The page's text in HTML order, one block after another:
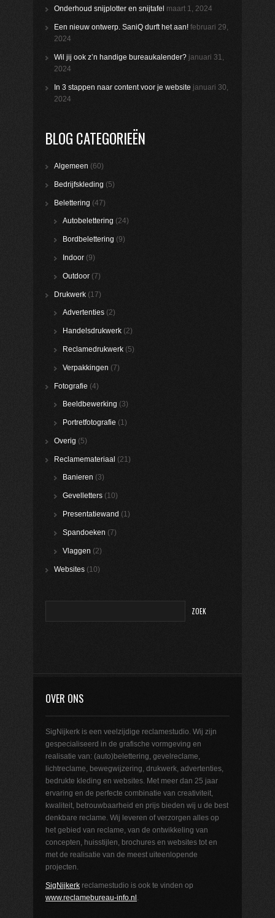
Onderhoud snijplotter en snijtafel maart 1, 2024
Een nieuw ontwerp. SaniQ durft het aan! februari 29,
2024
Wil jij ook z’n handige bureaukalender? januari 31,
2024
In 3 stappen naar content voor je website januari 30,
2024
BLOG CATEGORIEËN
Algemeen (60)
Bedrijfskleding (5)
Belettering (47)
Autobelettering (24)
Bordbelettering (9)
Indoor (9)
Outdoor (7)
Drukwerk (17)
Advertenties (2)
Handelsdrukwerk (2)
Reclamedrukwerk (5)
Verpakkingen (7)
Fotografie (4)
Beeldbewerking (3)
Portretfotografie (1)
Overig (5)
Reclamemateriaal (21)
Banieren (3)
Gevelletters (10)
Presentatiewand (1)
Spandoeken (7)
Vlaggen (2)
Websites (10)
OVER ONS
SigNijkerk is een veelzijdige reclamestudio. Wij zijn
gespecialiseerd in de grafische vormgeving en
realisatie van: (auto)belettering, gevelreclame,
lichtreclame, bewegwijzering, drukwerk, advertenties,
bedrukte kleding en websites. Met meer dan 25 jaar
ervaring en de perfecte combinatie van creativiteit,
kwaliteit, betrouwbaarheid en prijs bieden wij u de best
denkbare reclame. Wij leveren of verzorgen alles op
het gebied van reclame, van de ontwikkeling van
concepten, huisstijlen, brochures en websites tot en
met de realisatie van de meest uiteenlopende
projecten.
SigNijkerk reclamestudio is ook te vinden op
www.reclamebureau-info.nl .